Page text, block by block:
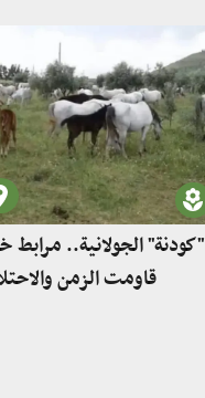
"كودنة" الجولانية.. مرابط
قاومت الزمن